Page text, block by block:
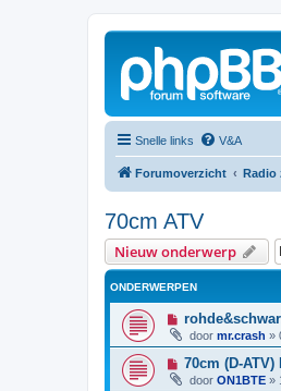
Snelle links V&A
Forumoverzicht Radio
70cm ATV
Nieuw onderwerp
ONDERWERPEN
door mr.crash »
70cm (D-ATV)
door ON1BTE »